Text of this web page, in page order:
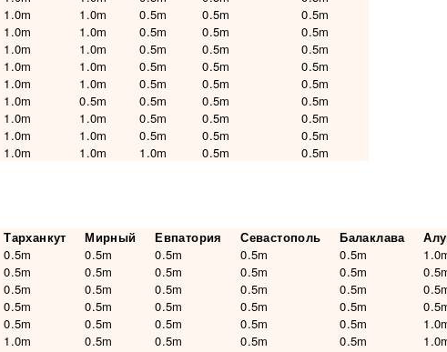
1.0m
1.0m
1.0m
1.0m
1.0m
1.0m
1.0m
1.0m
1.0m
1.0m
1.0m
1.0m
1.0m
1.0m
0.5m
1.0m
1.0m
1.0m
0.5m
0.5m
0.5m
0.5m
0.5m
0.5m
0.5m
0.5m
1.0m
0.5m
0.5m
0.5m
0.5m
0.5m
0.5m
0.5m
0.5m
0.5m
0.5m
0.5m
0.5m
0.5m
0.5m
0.5m
0.5m
0.5m
0.5m
Тарханкут
0.5m
0.5m
0.5m
0.5m
0.5m
1.0m
Мирный
0.5m
0.5m
0.5m
0.5m
0.5m
0.5m
Евпатория
0.5m
0.5m
0.5m
0.5m
0.5m
0.5m
Севастополь
0.5m
0.5m
0.5m
0.5m
0.5m
0.5m
Балаклава
0.5m
0.5m
0.5m
0.5m
0.5m
0.5m